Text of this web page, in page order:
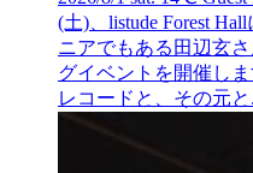
(土)、listude Forest
ニアでもある田辺玄
グイベントを開催し
レコードと、その元と